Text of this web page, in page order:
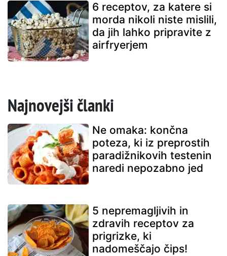
6 receptov, za katere si
morda nikoli niste mislili,
da jih lahko pripravite z
airfryerjem
Najnovejši članki
Ne omaka: končna
poteza, ki iz preprostih
paradižnikovih testenin
naredi nepozabno jed
5 nepremagljivih in
zdravih receptov za
prigrizke, ki
nadomeščajo čips!